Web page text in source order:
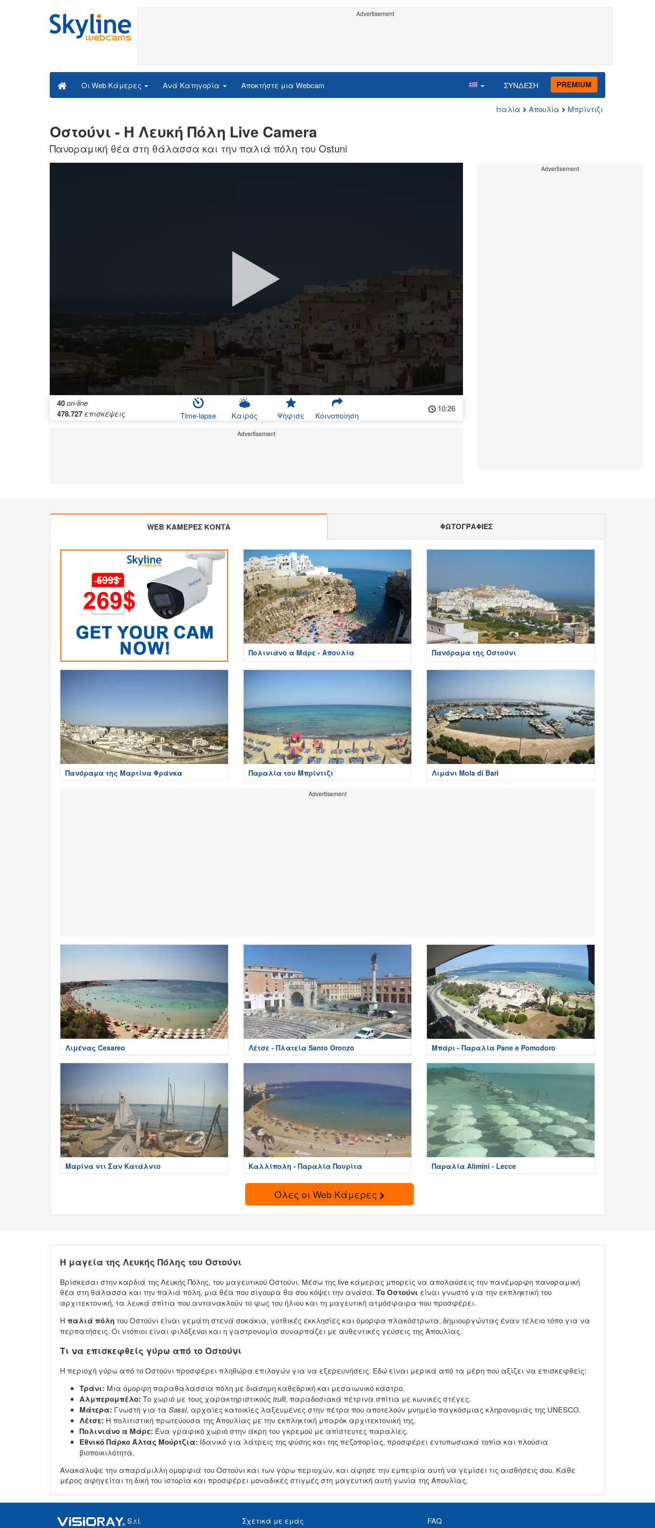
Advertisement
Οι Web Κάμερες Ανά Κατηγορία Αποκτήστε μια Webcam ΣΥΝΔΕΣΗ PREMIUM
Ιταλία Απουλία Μπρίντιζι
Οστούνι - Η Λευκή Πόλη Live Camera
Πανοραμική θέα στη θάλασσα και την παλιά πόλη του Ostuni
40on-line
478.727επισκέψεις Time-lapse Καιρός Ψήφισε Κοινοποίηση
10:26
Advertisement
Advertisement
WEB ΚΑΜΕΡΕΣ ΚΟΝΤΑ ΦΩΤΟΓΡΑΦΙΕΣ
Πολινιάνο α Μάρε - Απουλία Πανόραμα της Οστούνι
Πανόραμα της Μαρτίνα Φράνκα Παραλία του Μπρίντιζι Λιμάνι Mola di Bari
Advertisement
Λιμένας Cesareo Λέτσε - Πλατεία Santo Oronzo Μπάρι - Παραλία Pane e Pomodoro
Μαρίνα ντι Σαν Κατάλντο Καλλίπολη - Παραλία Πουρίτα Παραλία Alimini - Lecce
Όλες οι Web Κάμερες
Η μαγεία της Λευκής Πόλης του Οστούνι
Βρίσκεσαι στην καρδιά της Λευκής Πόλης, του μαγευτικού Οστούνι. Μέσω της live κάμερας μπορείς να απολαύσεις την πανέμορφη πανοραμική
θέα στη θάλασσα και την παλιά πόλη, μια θέα που σίγουρα θα σου κόψει την ανάσα. Το Οστούνι είναι γνωστό για την εκπληκτική του
αρχιτεκτονική, τα λευκά σπίτια που αντανακλούν το φως του ήλιου και τη μαγευτική ατμόσφαιρα που προσφέρει.
Η παλιά πόλη του Οστούνι είναι γεμάτη στενά σοκάκια, γοτθικές εκκλησίες και όμορφα πλακόστρωτα, δημιουργώντας έναν τέλειο τόπο για να
περπατήσεις. Οι ντόπιοι είναι φιλόξενοι και η γαστρονομία συναρπάζει με αυθεντικές γεύσεις της Απουλίας.
Τι να επισκεφθείς γύρω από το Οστούνι
Η περιοχή γύρω από το Οστούνι προσφέρει πληθώρα επιλογών για να εξερευνήσεις. Εδώ είναι μερικά από τα μέρη που αξίζει να επισκεφθείς:
Τράνι: Μια όμορφη παραθαλάσσια πόλη με διάσημη καθεδρική και μεσαιωνικό κάστρο.
Αλμπερομπέλο: Το χωριό με τους χαρακτηριστικούς trulli, παραδοσιακά πέτρινα σπίτια με κωνικές στέγες.
Μάτερα: Γνωστή για τα Sassi, αρχαίες κατοικίες λαξευμένες στην πέτρα που αποτελούν μνημείο παγκόσμιας κληρονομιάς της UNESCO.
Λέτσε: Η πολιτιστική πρωτεύουσα της Απουλίας με την εκπληκτική μπαρόκ αρχιτεκτονική της.
Πολινιάνο α Μάρε: Ένα γραφικό χωριό στην άκρη του γκρεμού με απίστευτες παραλίες.
Εθνικό Πάρκο Άλτας Μούρτζια: Ιδανικό για λάτρεις της φύσης και της πεζοπορίας, προσφέρει εντυπωσιακά τοπία και πλούσια
βιοποικιλότητα.
Ανακάλυψε την απαράμιλλη ομορφιά του Οστούνι και των γύρω περιοχών, και άφησε την εμπειρία αυτή να γεμίσει τις αισθήσεις σου. Κάθε
μέρος αφηγείται τη δική του ιστορία και προσφέρει μοναδικές στιγμές στη μαγευτική αυτή γωνία της Απουλίας.
S.r.l.
Σχετικά με εμάς
FAQ